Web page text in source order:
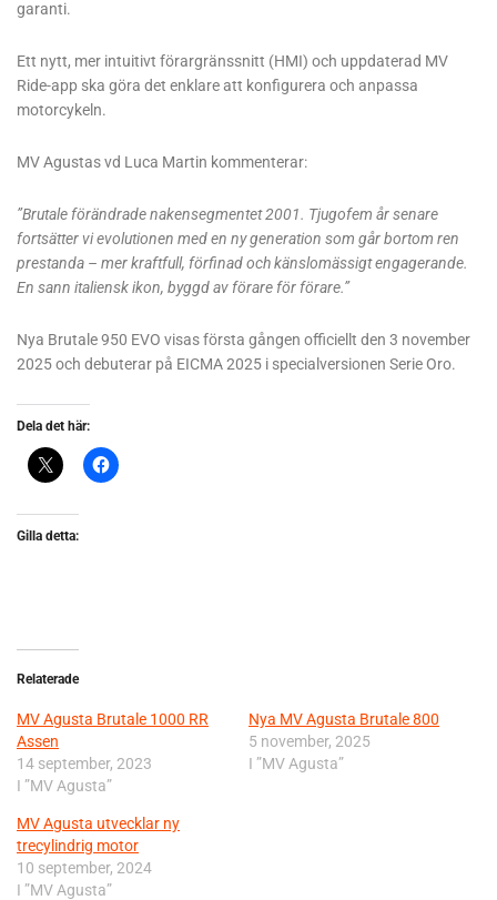
garanti.
Ett nytt, mer intuitivt förargränssnitt (HMI) och uppdaterad MV
Ride-app ska göra det enklare att konfigurera och anpassa
motorcykeln.
MV Agustas vd Luca Martin kommenterar:
”Brutale förändrade nakensegmentet 2001. Tjugofem år senare
fortsätter vi evolutionen med en ny generation som går bortom ren
prestanda – mer kraftfull, förfinad och känslomässigt engagerande.
En sann italiensk ikon, byggd av förare för förare.”
Nya Brutale 950 EVO visas första gången officiellt den 3 november
2025 och debuterar på EICMA 2025 i specialversionen Serie Oro.
Dela det här:
Gilla detta:
Relaterade
MV Agusta Brutale 1000 RR
Assen
14 september, 2023
I ”MV Agusta”
Nya MV Agusta Brutale 800
5 november, 2025
I ”MV Agusta”
MV Agusta utvecklar ny
trecylindrig motor
10 september, 2024
I ”MV Agusta”